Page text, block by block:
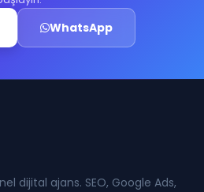
WhatsApp
dijital ajans. SEO, Google Ads,